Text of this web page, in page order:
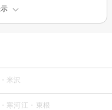
米沢
寒河江・東根